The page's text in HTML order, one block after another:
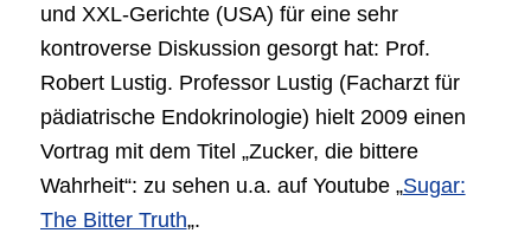
und XXL-Gerichte (USA) für eine sehr
kontroverse Diskussion gesorgt hat: Prof.
Robert Lustig. Professor Lustig (Facharzt für
pädiatrische Endokrinologie) hielt 2009 einen
Vortrag mit dem Titel „Zucker, die bittere
Wahrheit“: zu sehen u.a. auf Youtube „Sugar:
The Bitter Truth„.